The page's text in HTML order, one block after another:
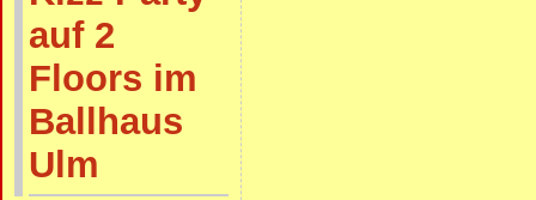
auf 2
Floors im
Ballhaus
Ulm